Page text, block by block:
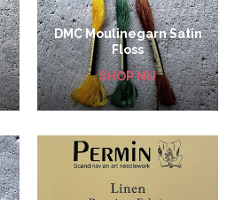
DMC Moulinegarn Satin
Floss
SHOP NU